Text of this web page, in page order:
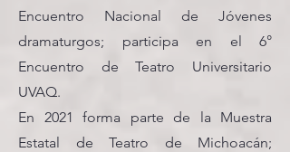
Encuentro Nacional de Jóvenes
dramaturgos; participa en el 6°
Encuentro de Teatro Universitario
UVAQ.
En 2021 forma parte de la Muestra
Estatal de Teatro de Michoacán;